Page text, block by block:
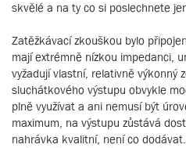
skvělé a na ty co si poslechnete
Zatěžkávací zkouškou bylo
mají extrémně nízkou impedanci,
vyžadují vlastní, relativně výkonný
sluchátkového výstupu obvykle
plně využívat a ani nemusí být
maximum, na výstupu zůstává
nahrávka kvalitní, není co